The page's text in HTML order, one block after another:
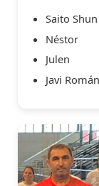
Saito Shun
Néstor
Julen
Javi Román